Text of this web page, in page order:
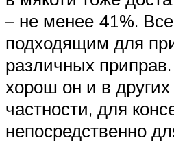
– не менее 41%. Все
подходящим для
различных
хорош он и в
частности, для
непосредственно